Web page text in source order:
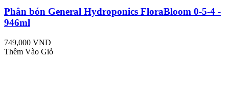
Phân bón General Hydroponics FloraBloom 0-5-4 -
946ml
749,000 VND
Thêm Vào Giỏ